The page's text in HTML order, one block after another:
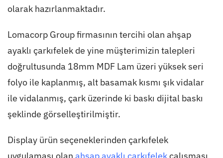
olarak hazırlanmaktadır.
Lomacorp Group firmasının tercihi olan ahşap
ayaklı çarkıfelek de yine müşterimizin talepleri
doğrultusunda 18mm MDF Lam üzeri yüksek seri
folyo ile kaplanmış, alt basamak kısmı şık vidalar
ile vidalanmış, çark üzerinde ki baskı dijital baskı
şeklinde görselleştirilmiştir.
Display ürün seçeneklerinden çarkıfelek
uygulaması olan ahşap ayaklı çarkıfelekçalışması